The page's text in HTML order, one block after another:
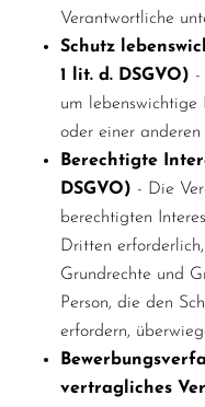
Verantwortliche
Schutz
1 lit. d. DSGVO) -
um lebenswichtige
oder einer anderen
Berechtigte
DSGVO) - Die
berechtigten
Dritten
Grundrechte und
Person, die den
erfordern,
vertragliches